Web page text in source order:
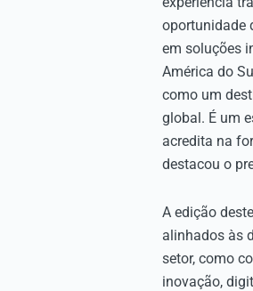
oportunidade
em soluções
América do
como um
global. É um
acredita na
destacou o
A edição
alinhados às
setor, como
inovação,